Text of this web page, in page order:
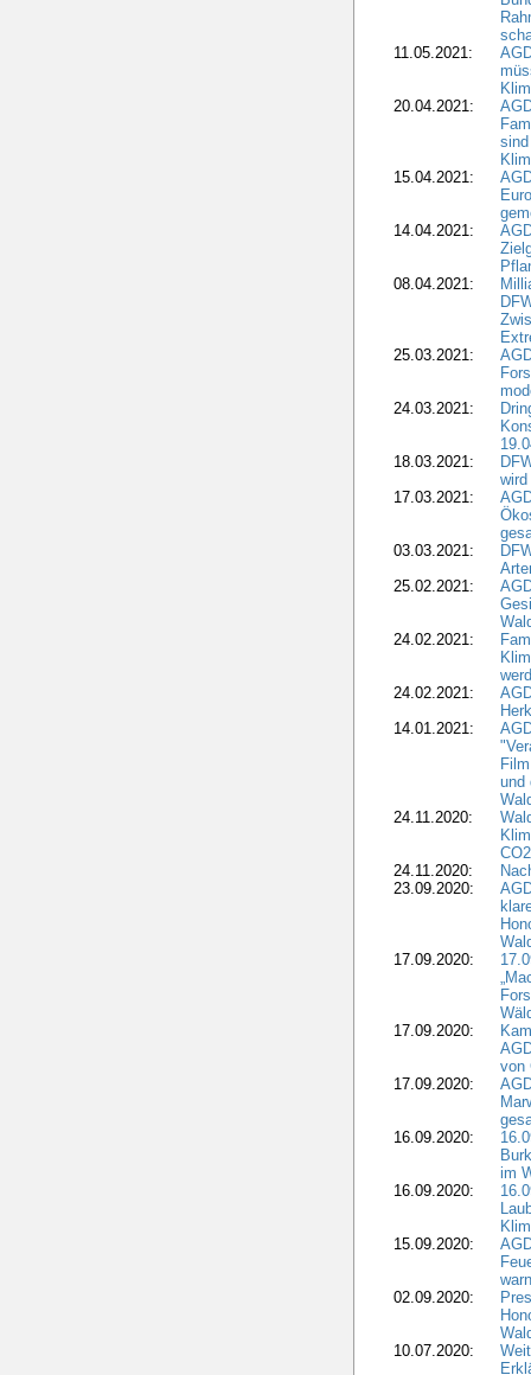
11.05.2021:
20.04.2021:
15.04.2021:
14.04.2021:
08.04.2021:
25.03.2021:
24.03.2021:
18.03.2021:
17.03.2021:
03.03.2021:
25.02.2021:
24.02.2021:
24.02.2021:
14.01.2021:
und
24.11.2020:
24.11.2020:
23.09.2020:
17.09.2020:
17.09.2020:
von
17.09.2020:
16.09.2020:
im
16.09.2020:
15.09.2020:
02.09.2020:
10.07.2020: